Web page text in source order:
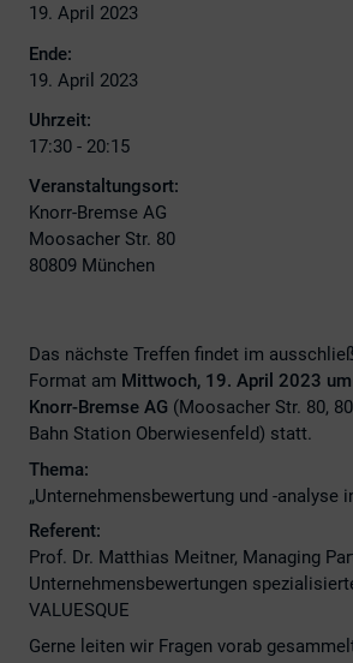
19. April 2023
Ende:
19. April 2023
Uhrzeit:
17:30 - 20:15
Veranstaltungsort:
Knorr-Bremse AG
Moosacher Str. 80
80809 München
Das nächste Treffen findet im
Format am Mittwoch, 19. April 2023
Knorr-Bremse AG (Moosacher Str. 80,
Bahn Station Oberwiesenfeld) statt.
Thema:
„Unternehmensbewertung und -analyse
Referent:
Prof. Dr. Matthias Meitner, Managing
Unternehmensbewertungen
VALUESQUE
Gerne leiten wir Fragen vorab